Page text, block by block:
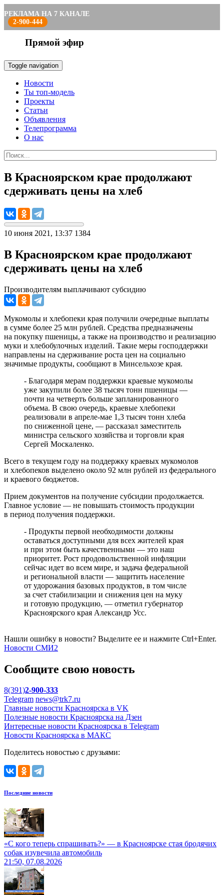
РЕКЛАМА НА 7 КАНАЛЕ
2-900-444
Прямой эфир
Toggle navigation
Новости
Ты топ-модель
Проекты
Статьи
Объявления
Телепрограмма
О нас
В Красноярском крае продолжают
сдерживать цены на хлеб
10 июня 2021, 13:37 1384
В Красноярском крае продолжают
сдерживать цены на хлеб
Производителям выплачивают субсидию
Мукомолы и хлебопеки края получили очередные выплаты
в сумме более 25 млн рублей. Средства предназначены
на покупку пшеницы, а также на производство и реализацию
муки и хлебобулочных изделий. Такие меры господдержки
направлены на сдерживание роста цен на социально
значимые продукты, сообщают в Минсельхозе края.
- Благодаря мерам поддержки краевые мукомолы
уже закупили более 38 тысяч тонн пшеницы —
почти на четверть больше запланированного
объема. В свою очередь, краевые хлебопеки
реализовали в апреле-мае 1,3 тысяч тонн хлеба
по сниженной цене, — рассказал заместитель
министра сельского хозяйства и торговли края
Сергей Москаленко.
Всего в текущем году на поддержку краевых мукомолов
и хлебопеков выделено около 92 млн рублей из федерального
и краевого бюджетов.
Прием документов на получение субсидии продолжается.
Главное условие — не повышать стоимость продукции
в период получения поддержки.
- Продукты первой необходимости должны
оставаться доступными для всех жителей края
и при этом быть качественными — это наш
приоритет. Рост продовольственной инфляции
сейчас идет во всем мире, и задача федеральной
и региональной власти — защитить население
от удорожания базовых продуктов, в том числе
за счет стабилизации и снижения цен на муку
и готовую продукцию, — отметил губернатор
Красноярского края Александр Усс.
Нашли ошибку в новости? Выделите ее и нажмите Ctrl+Enter.
Новости СМИ2
Сообщите свою новость
8(391)2-900-333
Telegram news@trk7.ru
Главные новости Красноярска в VK
Полезные новости Красноярска на Дзен
Интересные новости Красноярска в Telegram
Новости Красноярска в МАКС
Поделитесь новостью с друзьями:
Последние новости
«С кого теперь спрашивать?» — в Красноярске стая бродячих
собак изувечила автомобиль
21:50, 07.08.2026